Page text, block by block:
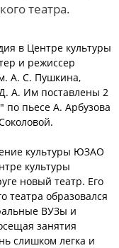
театра.
в Центре культуры
и режиссер
А. С. Пушкина,
А. Им поставлены 2
пьесе А. Арбузова
культуры ЮЗАО
культуры
новый театр. Его
театра образовался
ВУЗы и
занятия
слишком легка и